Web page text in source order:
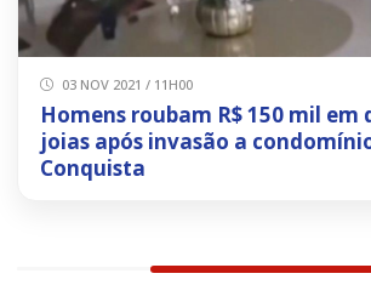
03 NOV 2021 / 11H00
Homens roubam R$ 150 mil em
joias após invasão a
Conquista